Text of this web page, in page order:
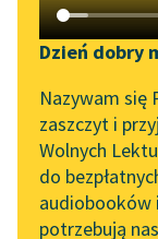
Katalog DAISY
Podkasty o
Aktualności
„Prokurator
do słuchania
Byliśmy częścią
Dzień dobry
Nazywam się
zaszczyt i
Wolnych
do
audiobooków
potrzebują
Epika okresu